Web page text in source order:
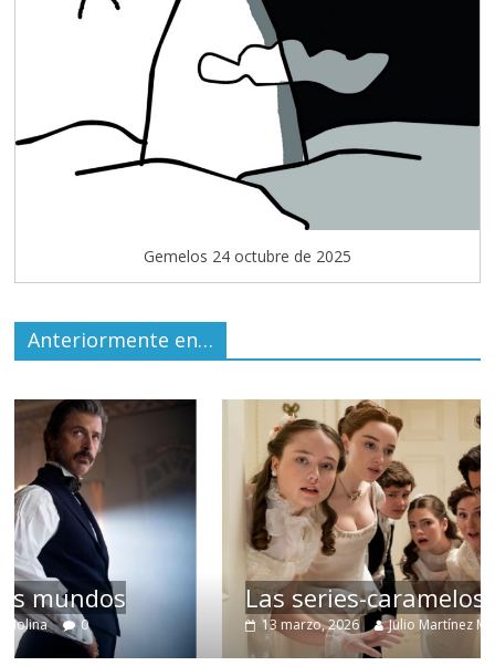
Gemelos 24 octubre de 2025
Anteriormente en…
Las series-caramelos de Shondaland
13 marzo, 2026 Julio Martínez Molina 0